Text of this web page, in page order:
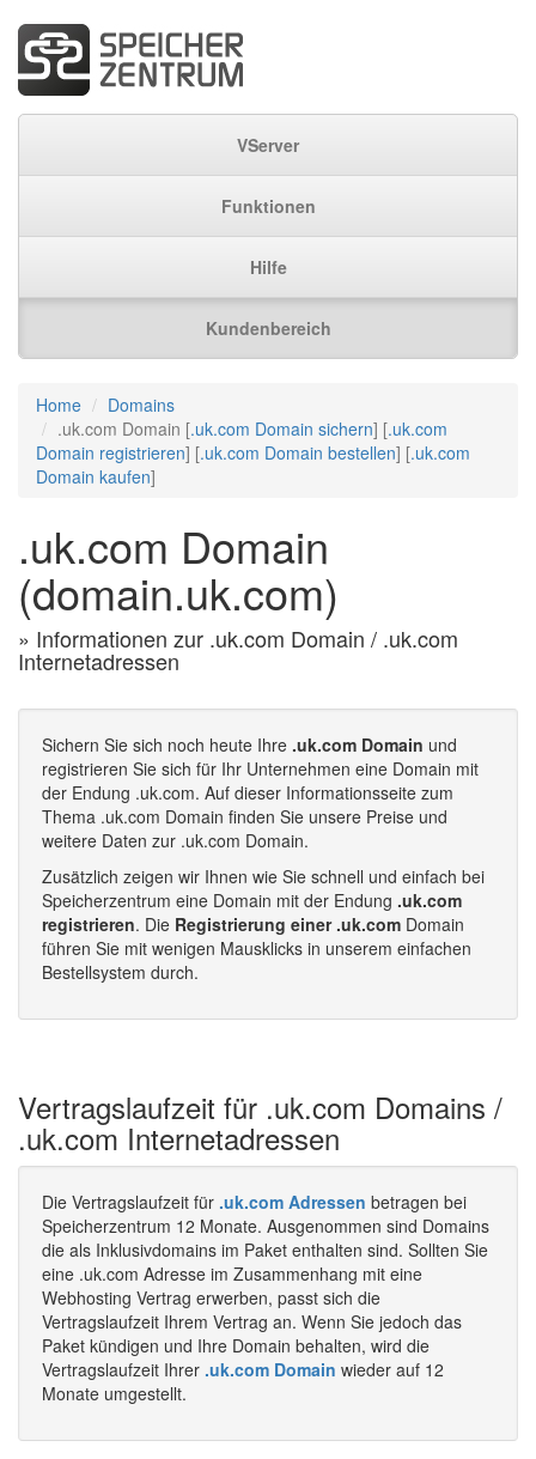
VServer
Funktionen
Hilfe
Kundenbereich
Home
Domains
.uk.com Domain [.uk.com Domain sichern] [.uk.com
Domain registrieren] [.uk.com Domain bestellen] [.uk.com
Domain kaufen]
.uk.com Domain
(domain.uk.com)
» Informationen zur .uk.com Domain / .uk.com
Internetadressen
Sichern Sie sich noch heute Ihre .uk.com Domain und
registrieren Sie sich für Ihr Unternehmen eine Domain mit
der Endung .uk.com. Auf dieser Informationsseite zum
Thema .uk.com Domain finden Sie unsere Preise und
weitere Daten zur .uk.com Domain.
Zusätzlich zeigen wir Ihnen wie Sie schnell und einfach bei
Speicherzentrum eine Domain mit der Endung .uk.com
registrieren. Die Registrierung einer .uk.com Domain
führen Sie mit wenigen Mausklicks in unserem einfachen
Bestellsystem durch.
Vertragslaufzeit für .uk.com Domains /
.uk.com Internetadressen
Die Vertragslaufzeit für .uk.com Adressen betragen bei
Speicherzentrum 12 Monate. Ausgenommen sind Domains
die als Inklusivdomains im Paket enthalten sind. Sollten Sie
eine .uk.com Adresse im Zusammenhang mit eine
Webhosting Vertrag erwerben, passt sich die
Vertragslaufzeit Ihrem Vertrag an. Wenn Sie jedoch das
Paket kündigen und Ihre Domain behalten, wird die
Vertragslaufzeit Ihrer .uk.com Domain wieder auf 12
Monate umgestellt.